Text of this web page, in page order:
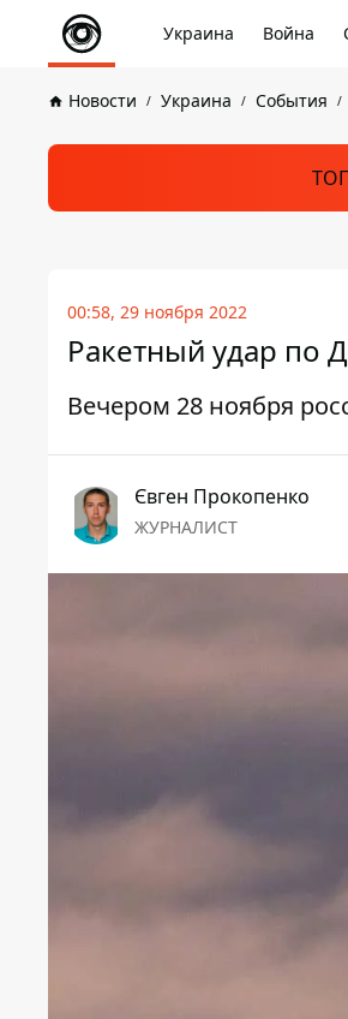
Украина Война
Новости Украина События
00:58, 29 ноября 2022
Ракетный удар по
Вечером 28 ноября
Євген Прокопенко
ЖУРНАЛИСТ